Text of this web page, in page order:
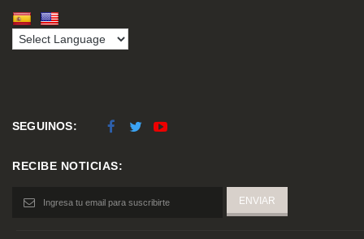
SEGUINOS:
RECIBE NOTICIAS: